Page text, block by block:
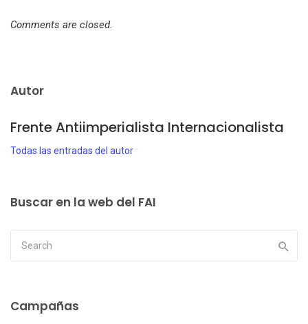
Comments are closed.
Autor
Frente Antiimperialista Internacionalista
Todas las entradas del autor
Buscar en la web del FAI
Campañas